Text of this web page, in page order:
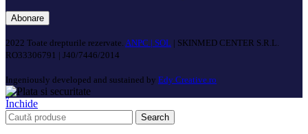
2022 Toate drepturile rezervate. ANPC | SOL | SKINMED CENTER S.R.L.
RO33306791 | J40/7446/2014
Ingeniously developed and sustained by Edy Creative.ro
Închide
Search